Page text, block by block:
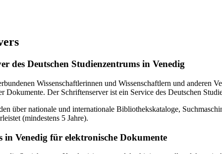
des Deutschen Studienzentrums in Venedig
Wissenschaftlerinnen und Wissenschaftlern und anderen
Der Schriftenserver ist ein Service des Deutschen
über nationale und internationale Bibliothekskataloge,
(mindestens 5 Jahre).
in Venedig für elektronische Dokumente